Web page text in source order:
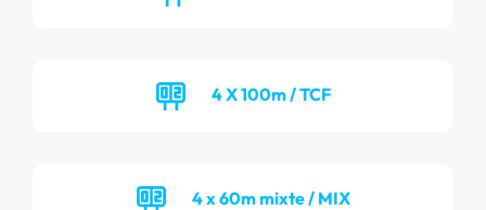
4 X 100m / TCF
4 x 60m mixte / MIX